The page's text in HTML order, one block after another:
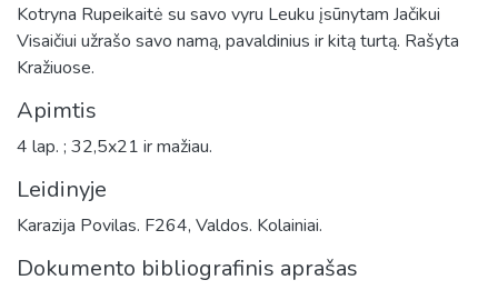
Kotryna Rupeikaitė su savo vyru Leuku įsūnytam Jačikui
Visaičiui užrašo savo namą, pavaldinius ir kitą turtą. Rašyta
Kražiuose.
Apimtis
4 lap. ; 32,5x21 ir mažiau.
Leidinyje
Karazija Povilas. F264, Valdos. Kolainiai.
Dokumento bibliografinis aprašas